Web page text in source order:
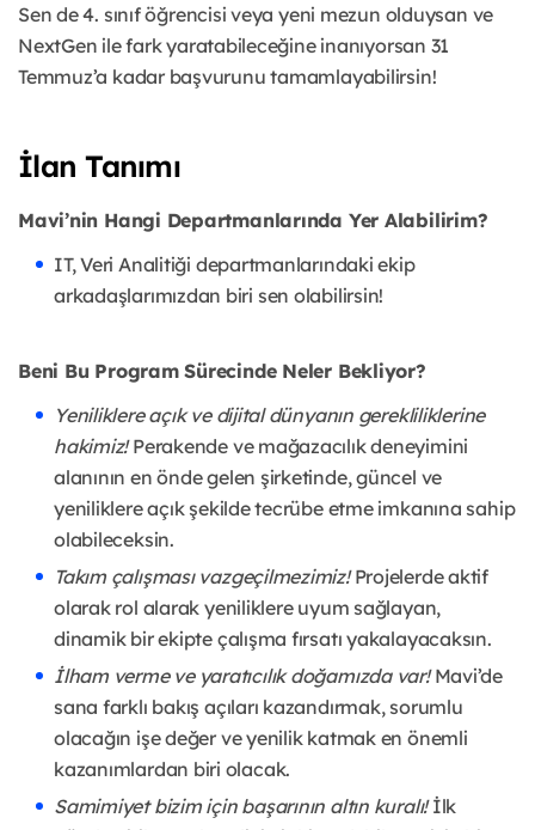
Sen de 4. sınıf öğrencisi veya yeni mezun olduysan ve
NextGen ile fark yaratabileceğine inanıyorsan 31
Temmuz’a kadar başvurunu tamamlayabilirsin!
İlan Tanımı
Mavi’nin Hangi Departmanlarında Yer Alabilirim?
IT, Veri Analitiği departmanlarındaki ekip
arkadaşlarımızdan biri sen olabilirsin!
Beni Bu Program Sürecinde Neler Bekliyor?
Yeniliklere açık ve dijital dünyanın gerekliliklerine
hakimiz!Perakende ve mağazacılık deneyimini
alanının en önde gelen şirketinde, güncel ve
yeniliklere açık şekilde tecrübe etme imkanına sahip
olabileceksin.
Takım çalışması vazgeçilmezimiz!Projelerde aktif
olarak rol alarak yeniliklere uyum sağlayan,
dinamik bir ekipte çalışma fırsatı yakalayacaksın.
İlham verme ve yaratıcılık doğamızda var!Mavi’de
sana farklı bakış açıları kazandırmak, sorumlu
olacağın işe değer ve yenilik katmak en önemli
kazanımlardan biri olacak.
Samimiyet bizim için başarının altın kuralı!İlk